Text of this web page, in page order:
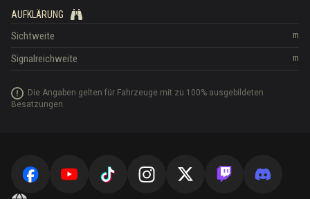
AUFKLÄRUNG
m
Sichtweite
m
Signalreichweite
Die Angaben gelten für Fahrzeuge mit zu 100% ausgebildeten
Besatzungen.